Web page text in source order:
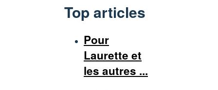
Top articles
Pour
Laurette et
les autres ...